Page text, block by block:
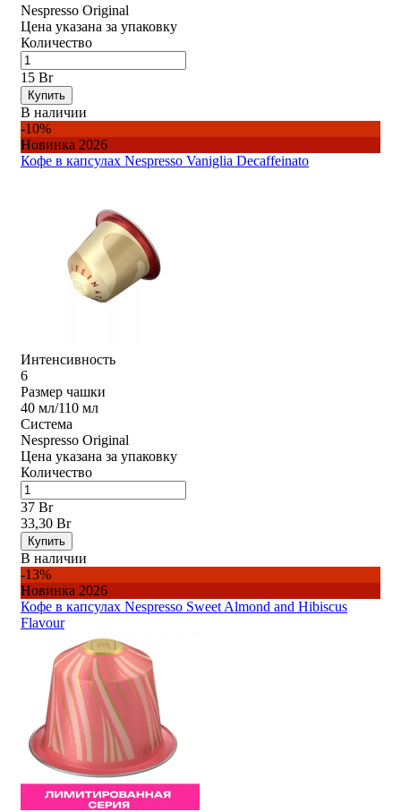
Nespresso Original
Цена указана за упаковку
Количество
15 Br
Купить
В наличии
-10%
Новинка 2026
Кофе в капсулах Nespresso Vaniglia Decaffeinato
Интенсивность
6
Размер чашки
40 мл/110 мл
Система
Nespresso Original
Цена указана за упаковку
Количество
37 Br
33,30 Br
Купить
В наличии
-13%
Новинка 2026
Кофе в капсулах Nespresso Sweet Almond and Hibiscus
Flavour